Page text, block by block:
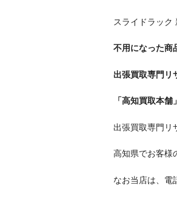
スライドラック
不用になった商
出張買取専門リ
「高知買取本舗
出張買取専門リ
高知県でお客様
なお当店は、電